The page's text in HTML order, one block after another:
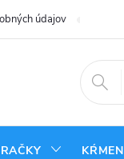
údajov